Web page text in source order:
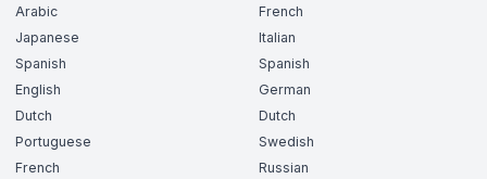
Arabic
Japanese
Spanish
English
Dutch
Portuguese
French
French
Italian
Spanish
German
Dutch
Swedish
Russian